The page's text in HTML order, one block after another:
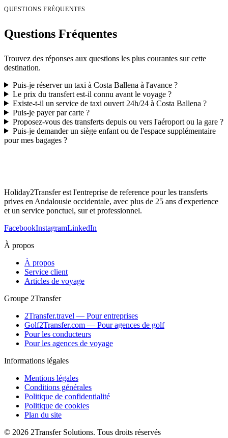
QUESTIONS FRÉQUENTES
Questions Fréquentes
Trouvez des réponses aux questions les plus courantes sur cette
destination.
Puis-je réserver un taxi à Costa Ballena à l'avance ?
Le prix du transfert est-il connu avant le voyage ?
Existe-t-il un service de taxi ouvert 24h/24 à Costa Ballena ?
Puis-je payer par carte ?
Proposez-vous des transferts depuis ou vers l'aéroport ou la gare ?
Puis-je demander un siège enfant ou de l'espace supplémentaire
pour mes bagages ?
Holiday2Transfer est l'entreprise de reference pour les transferts
prives en Andalousie occidentale, avec plus de 25 ans d'experience
et un service ponctuel, sur et professionnel.
FacebookInstagramLinkedIn
À propos
À propos
Service client
Articles de voyage
Groupe 2Transfer
2Transfer.travel — Pour entreprises
Golf2Transfer.com — Pour agences de golf
Pour les conducteurs
Pour les agences de voyage
Informations légales
Mentions légales
Conditions générales
Politique de confidentialité
Politique de cookies
Plan du site
© 2026 2Transfer Solutions. Tous droits réservés